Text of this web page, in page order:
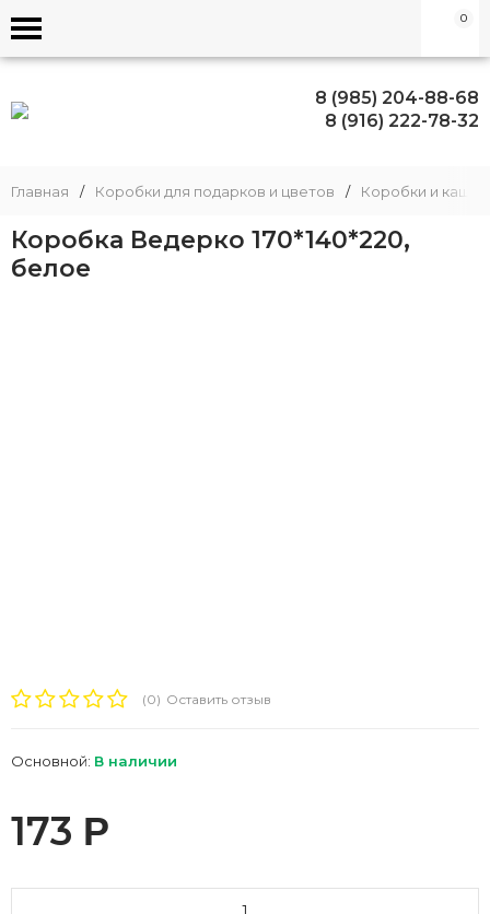
0
8 (985) 204-88-68
8 (916) 222-78-32
Главная / Коробки для подарков и цветов / Коробки и
Коробка Ведерко 170*140*220,
белое
(0) Оставить отзыв
Основной: В наличии
173 Р